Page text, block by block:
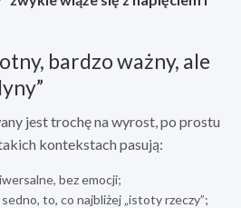
bardzo ważny, ale
jest trochę na wyrost, po prostu
kontekstach pasują:
bez emocji;
to, co najbliżej „istoty rzeczy”;